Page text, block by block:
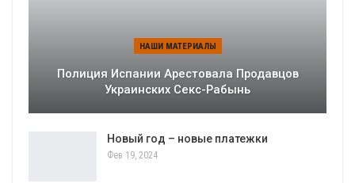
НАШИ МАТЕРИАЛЫ
Полиция Испании Арестовала Продавцов
Украинских Секс-Рабынь
Новый год – новые платежки
Фев 19, 2024